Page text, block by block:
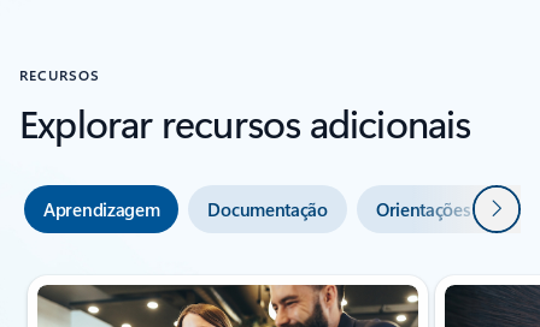
RECURSOS
Explorar recursos adicionais
Aprendizagem Documentação Orientações e
A mostrar o diapositivo 1 de 5